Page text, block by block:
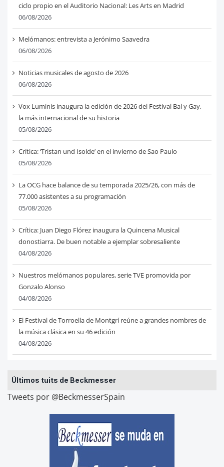
ciclo propio en el Auditorio Nacional: Les Arts en Madrid
06/08/2026
Melómanos: entrevista a Jerónimo Saavedra
06/08/2026
Noticias musicales de agosto de 2026
06/08/2026
Vox Luminis inaugura la edición de 2026 del Festival Bal y Gay,
la más internacional de su historia
05/08/2026
Crítica: ‘Tristan und Isolde’ en el invierno de Sao Paulo
05/08/2026
La OCG hace balance de su temporada 2025/26, con más de
77.000 asistentes a su programación
05/08/2026
Crítica: Juan Diego Flórez inaugura la Quincena Musical
donostiarra. De buen notable a ejemplar sobresaliente
04/08/2026
Nuestros melómanos populares, serie TVE promovida por
Gonzalo Alonso
04/08/2026
El Festival de Torroella de Montgrí reúne a grandes nombres de
la música clásica en su 46 edición
04/08/2026
Últimos tuits de Beckmesser
Tweets por @BeckmesserSpain